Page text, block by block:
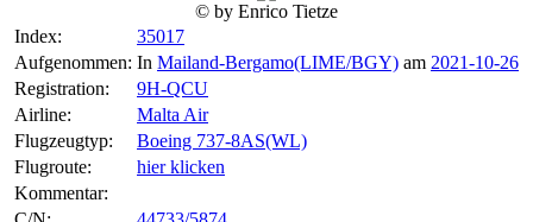
© by Enrico Tietze
Index:
35017
Aufgenommen: In Mailand-Bergamo(LIME/BGY) am 2021-10-26
Registration:
9H-QCU
Airline:
Malta Air
Flugzeugtyp:
Boeing 737-8AS(WL)
Flugroute:
hier klicken
Kommentar: